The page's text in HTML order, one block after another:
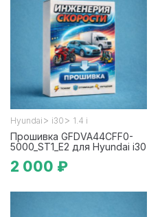
Hyundai > i30 > 1.4 i
Прошивка GFDVA44CFF0-
5000_ST1_E2 для Hyundai i30
2 000 ₽